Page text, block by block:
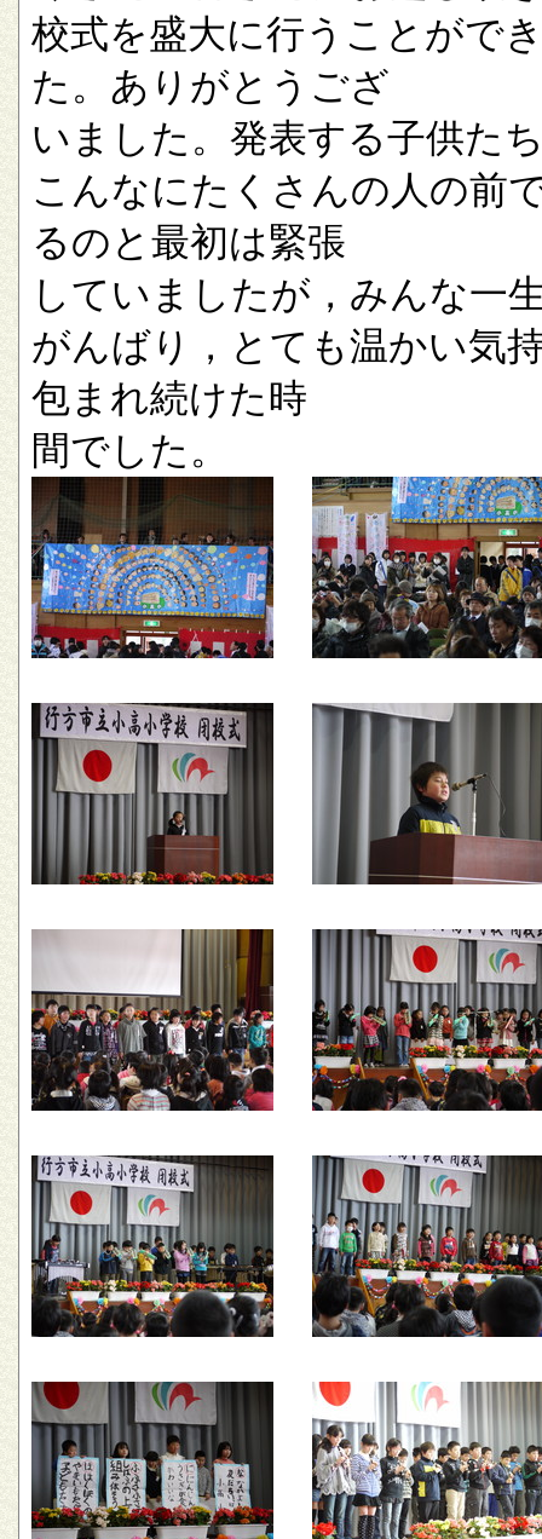
校式を盛大に行うことがで
た。ありがとうござ
いました。発表する子供た
こんなにたくさんの人の前
るのと最初は緊張
していましたが，みんな一
がんばり，とても温かい気
包まれ続けた時
間でした。